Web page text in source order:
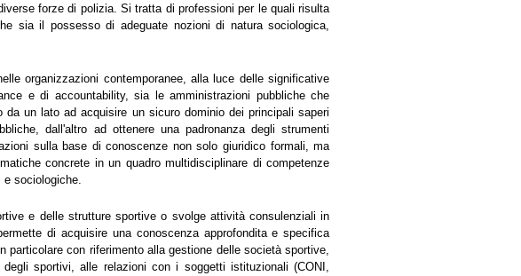
forze di polizia. Si tratta di professioni per le quali risulta
sia il possesso di adeguate nozioni di natura sociologica,
organizzazioni contemporanee, alla luce delle significative
e di accountability, sia le amministrazioni pubbliche che
un lato ad acquisire un sicuro dominio dei principali saperi
dall'altro ad ottenere una padronanza degli strumenti
sulla base di conoscenze non solo giuridico formali, ma
concrete in un quadro multidisciplinare di competenze
e sociologiche.
e delle strutture sportive o svolge attività consulenziali in
di acquisire una conoscenza approfondita e specifica
particolare con riferimento alla gestione delle società sportive,
sportivi, alle relazioni con i soggetti istituzionali (CONI,